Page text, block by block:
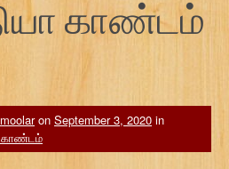
காண்டம்
on September 3, 2020 in
காண்டம்